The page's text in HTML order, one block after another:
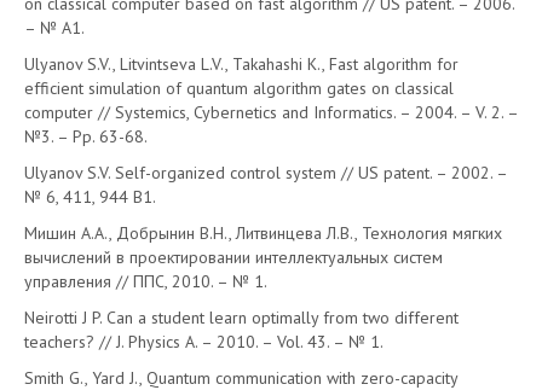
– № A1.
Ulyanov S.V., Litvintseva L.V., Takahashi K., Fast algorithm for
efficient simulation of quantum algorithm gates on classical
computer // Systemics, Cybernetics and Informatics. – 2004. – V. 2. –
№3. – Pp. 63-68.
Ulyanov S.V. Self-organized control system // US patent. – 2002. –
№ 6, 411, 944 B1.
Мишин А.А., Добрынин В.Н., Литвинцева Л.В., Технология мягких
вычислений в проектировании интеллектуальных систем
управления // ППС, 2010. – № 1.
Neirotti J P. Can a student learn optimally from two different
teachers? // J. Physics A. – 2010. – Vol. 43. – № 1.
Smith G., Yard J., Quantum communication with zero-capacity